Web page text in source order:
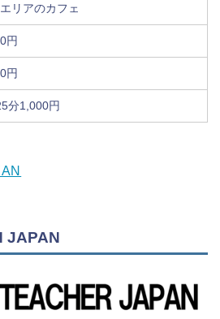
リアのカフェ
円
円
分1,000円
JAPAN